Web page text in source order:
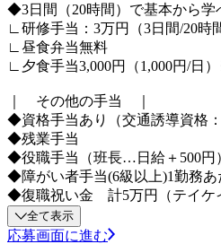
◆3日間（20時間）で基本から学
∟研修手当：3万円（3日間/20時
∟昼食弁当無料
∟夕食手当3,000円（1,000円/日
｜ その他の手当 ｜
◆資格手当あり（交通誘導資格：
◆残業手当
◆役職手当（班長…日給＋500円
◆障がい者手当(6級以上)1勤務あ
◆復職祝い金 計5万円（テイケ
全て表示
応募画面に進む